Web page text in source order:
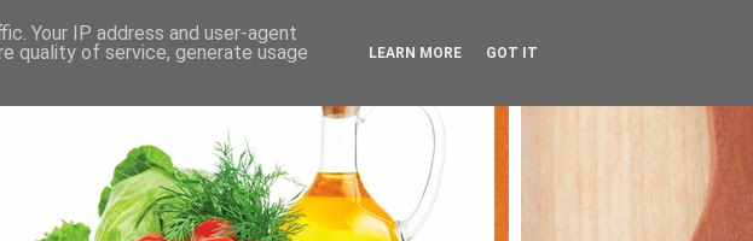
Your IP address and user-agent
quality of service, generate usage
LEARN MORE GOT IT